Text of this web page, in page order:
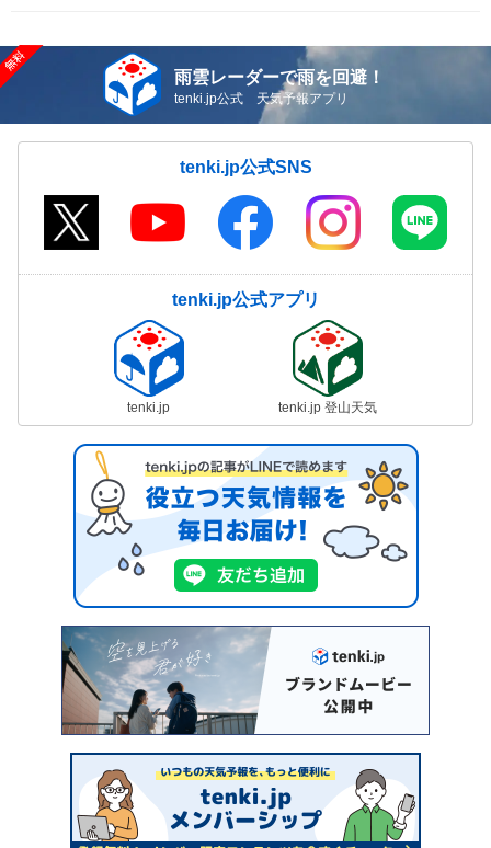
雨雲レーダーで雨を回避！
tenki.jp公式 天気予報アプリ
tenki.jp公式SNS
tenki.jp公式アプリ
tenki.jp tenki.jp 登山天気